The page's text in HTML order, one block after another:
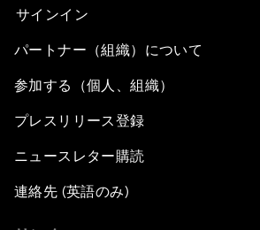
サインイン
パートナー（組織）について
参加する（個人、組織）
プレスリリース登録
ニュースレター購読
連絡先 (英語のみ)